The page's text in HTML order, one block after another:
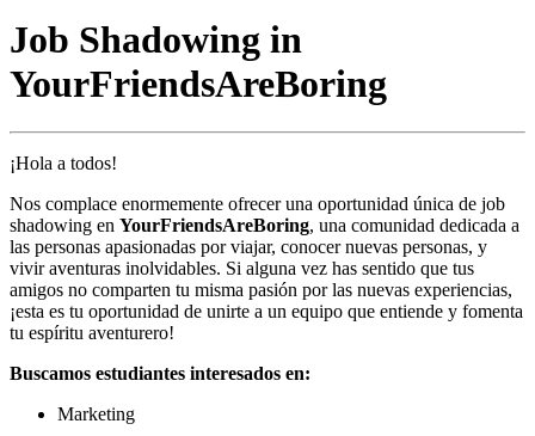
Job Shadowing in
YourFriendsAreBoring
¡Hola a todos!
Nos complace enormemente ofrecer una oportunidad única de job
shadowing en YourFriendsAreBoring, una comunidad dedicada a
las personas apasionadas por viajar, conocer nuevas personas, y
vivir aventuras inolvidables. Si alguna vez has sentido que tus
amigos no comparten tu misma pasión por las nuevas experiencias,
¡esta es tu oportunidad de unirte a un equipo que entiende y fomenta
tu espíritu aventurero!
Buscamos estudiantes interesados en:
Marketing